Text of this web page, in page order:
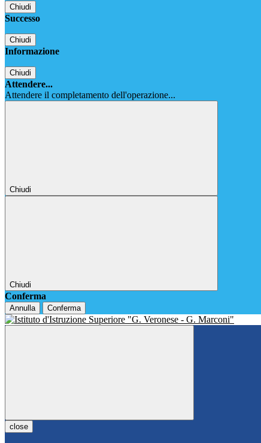
Chiudi
Successo
Chiudi
Informazione
Chiudi
Attendere...
Attendere il completamento dell'operazione...
Chiudi
Chiudi
Conferma
Annulla Conferma
close